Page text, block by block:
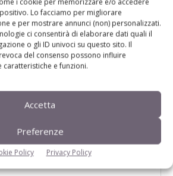
i cookie per memorizzare e/o accedere
Lo facciamo per migliorare
e per mostrare annunci (non) personalizzati.
ci consentirà di elaborare dati quali il
o gli ID univoci su questo sito. Il
del consenso possono influire
caratteristiche e funzioni.
Accetta
Preferenze
Policy Privacy Policy
1,545 euro/kg il prezzo del suino